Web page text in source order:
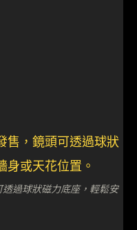
過球狀磁力底座，輕鬆安